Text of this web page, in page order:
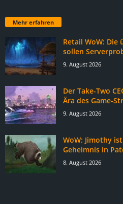
Mehr erfahren
Retail WoW:
sollen
9. August 2026
Der Take-Two
Ära des Game-
9. August 2026
WoW: Jimothy
Geheimnis in
8. August 2026